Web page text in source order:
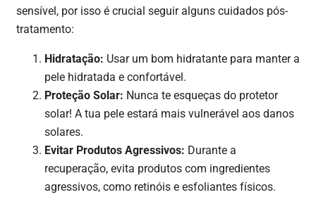
sensível, por isso é crucial seguir alguns cuidados pós-
tratamento:
Hidratação: Usar um bom hidratante para manter a
pele hidratada e confortável.
Proteção Solar: Nunca te esqueças do protetor
solar! A tua pele estará mais vulnerável aos danos
solares.
Evitar Produtos Agressivos: Durante a
recuperação, evita produtos com ingredientes
agressivos, como retinóis e esfoliantes físicos.